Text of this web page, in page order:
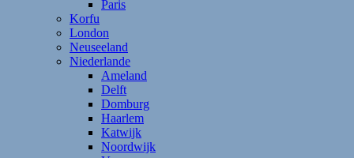
Paris
Korfu
London
Neuseeland
Niederlande
Ameland
Delft
Domburg
Haarlem
Katwijk
Noordwijk